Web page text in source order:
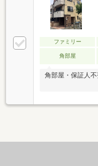
ファミリー
角部屋
角部屋・保証人